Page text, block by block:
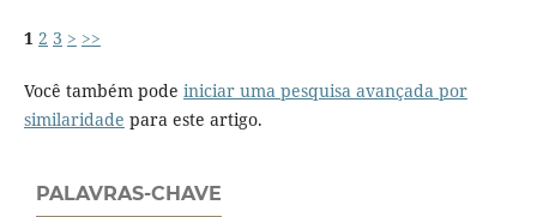
1 2 3 > >>
Você também pode iniciar uma pesquisa avançada por
similaridade para este artigo.
PALAVRAS-CHAVE